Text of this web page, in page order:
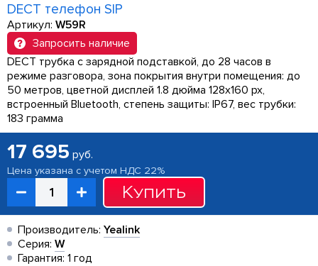
DECT телефон SIP
Артикул: W59R
Запросить наличие
DECT трубка с зарядной подставкой, до 28 часов в
режиме разговора, зона покрытия внутри помещения: до
50 метров, цветной дисплей 1.8 дюйма 128x160 px,
встроенный Bluetooth, степень защиты: IP67, вес трубки:
183 грамма
17 695 руб.
Цена указана с учетом НДС 22%
Купить
Производитель: Yealink
Серия: W
Гарантия: 1 год